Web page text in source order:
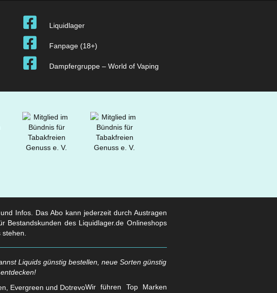
Liquidlager
Fanpage (18+)
Dampfergruppe – World of Vaping
Infos. Das Abo kann jederzeit durch Austragen
des Liquidlager.de Onlineshops
Liquids günstig bestellen, neue Sorten günstig
Wir führen Top Marken